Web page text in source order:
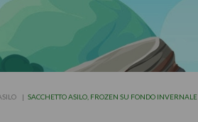
SACCHETTO ASILO, FROZEN SU FONDO INVERNALE